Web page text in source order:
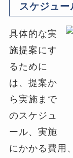
スケジュー
具体的な実
施提案にす
るために
は、提案か
ら実施まで
のスケジュ
ール、実施
にかかる費用